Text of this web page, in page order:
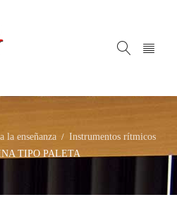
la enseñanza / Instrumentos rítmicos
TIPO PALETA